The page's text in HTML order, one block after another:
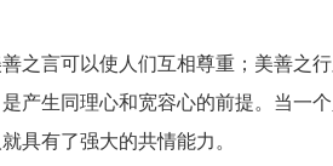
之言可以使人们互相尊重；美善之
产生同理心和宽容心的前提。当一
具有了强大的共情能力。